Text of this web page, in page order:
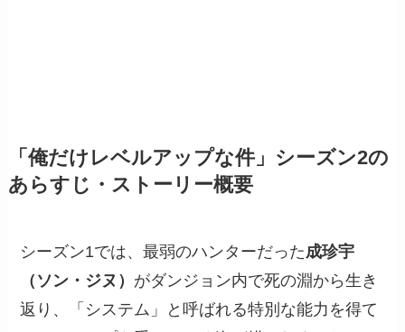
「俺だけレベルアップな件」シーズン2の
あらすじ・ストーリー概要
シーズン1では、最弱のハンターだった成珍宇
（ソン・ジヌ） がダンジョン内で死の淵から生き
返り、「システム」と呼ばれる特別な能力を得て